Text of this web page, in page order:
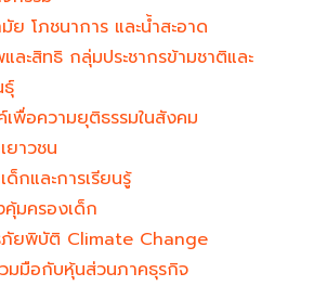
ย โภชนาการ และน้ำสะอาด
ละสิทธิ กลุ่มประชากรข้ามชาติและ
พื่อความยุติธรรมในสังคม
าวชน
กและการเรียนรู้
มครองเด็ก
ยพิบัติ Climate Change
มมือกับหุ้นส่วนภาคธุรกิจ